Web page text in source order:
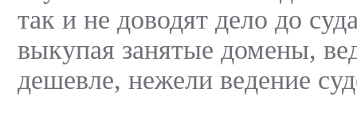
так и не доводят дело до
выкупая занятые домены,
дешевле, нежели ведение